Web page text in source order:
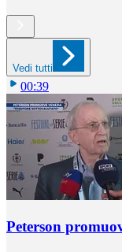
Vedi tutti
00:39
Peterson